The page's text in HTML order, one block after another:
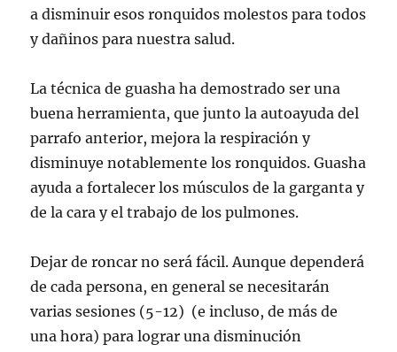
a disminuir esos ronquidos molestos para todos
y dañinos para nuestra salud.
La técnica de guasha ha demostrado ser una
buena herramienta, que junto la autoayuda del
parrafo anterior, mejora la respiración y
disminuye notablemente los ronquidos. Guasha
ayuda a fortalecer los músculos de la garganta y
de la cara y el trabajo de los pulmones.
Dejar de roncar no será fácil. Aunque dependerá
de cada persona, en general se necesitarán
varias sesiones (5-12) (e incluso, de más de
una hora) para lograr una disminución